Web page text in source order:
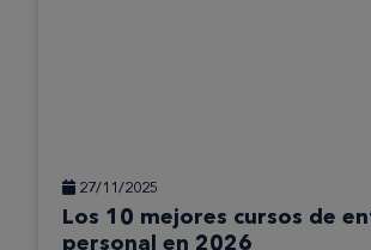
27/11/2025
Los 10 mejores cursos de
personal en 2026